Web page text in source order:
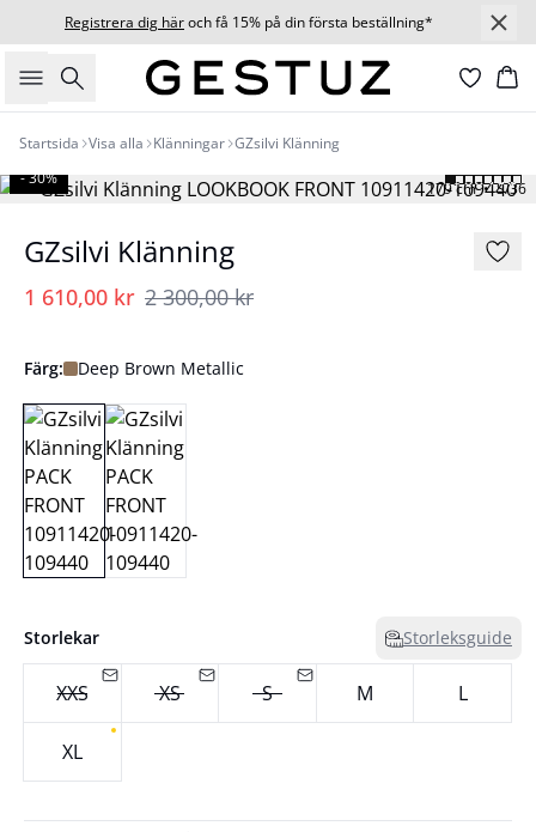
Registrera dig häroch få 15% på din första beställning*
Sök
Startsida Visa alla Klänningar GZsilvi Klänning
179 cm • S/36
- 30%
GZsilvi Klänning
1 610,00 kr 2 300,00 kr
Färg: Deep Brown Metallic
Storlekar Storleksguide
XXS XS S M L
XL